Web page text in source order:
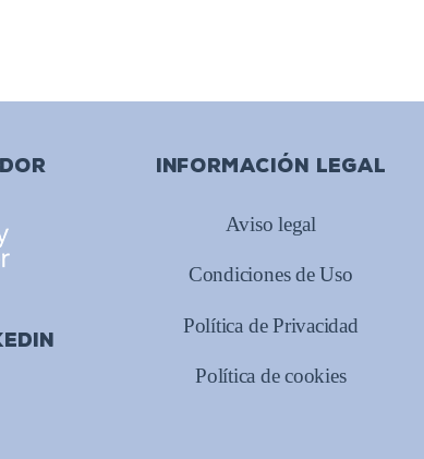
INFORMACIÓN LEGAL
Aviso legal
Condiciones de Uso
Política de Privacidad
Política de cookies